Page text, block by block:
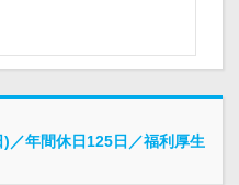
)／年間休日125日／福利厚生